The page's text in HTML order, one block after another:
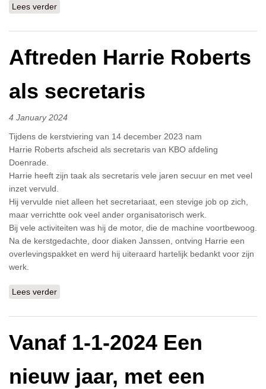
Lees verder
Aftreden Harrie Roberts
als secretaris
4 January 2024
Tijdens de kerstviering van 14 december 2023 nam
Harrie Roberts afscheid als secretaris van KBO afdeling
Doenrade.
Harrie heeft zijn taak als secretaris vele jaren secuur en met veel
inzet vervuld.
Hij vervulde niet alleen het secretariaat, een stevige job op zich,
maar verrichtte ook veel ander organisatorisch werk.
Bij vele activiteiten was hij de motor, die de machine voortbewoog.
Na de kerstgedachte, door diaken Janssen, ontving Harrie een
overlevingspakket en werd hij uiteraard hartelijk bedankt voor zijn
werk.
Lees verder
Vanaf 1-1-2024 Een
nieuw jaar, met een